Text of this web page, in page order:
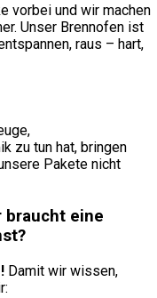
vorbei und wir machen
Unser Brennofen ist
raus – hart,
zu tun hat, bringen
Pakete nicht
braucht eine
Damit wir wissen,